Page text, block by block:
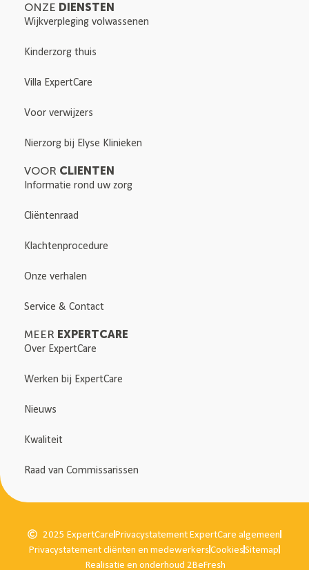
ONZE DIENSTEN
Wijkverpleging volwassenen
Kinderzorg thuis
Villa ExpertCare
Voor verwijzers
Nierzorg bij Elyse Klinieken
VOOR CLIENTEN
Informatie rond uw zorg
Cliëntenraad
Klachtenprocedure
Onze verhalen
Service & Contact
MEER EXPERTCARE
Over ExpertCare
Werken bij ExpertCare
Nieuws
Kwaliteit
Raad van Commissarissen
2025 ExpertCarePrivacystatement ExpertCare algemeen
Privacystatement cliënten en medewerkersCookiesSitemap
Realisatie en onderhoud 2BeFresh